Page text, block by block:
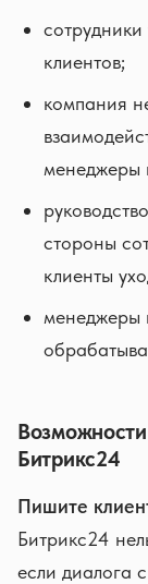
сотрудники
клиентов;
компания
менеджеры
стороны
клиенты
менеджеры
Битрикс24
Пишите
Битрикс24
если диалога